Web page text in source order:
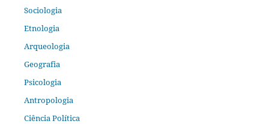
Sociologia
Etnologia
Arqueologia
Geografia
Psicologia
Antropologia
Ciência Política